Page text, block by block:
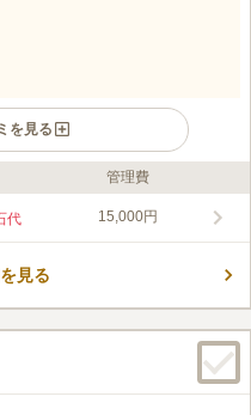
を見る
約9分と、歩いてお参りできるア
建したといわれ長谷寺の末寺で
線香などを用意してもらってい
管理費
代 15,000円
見る